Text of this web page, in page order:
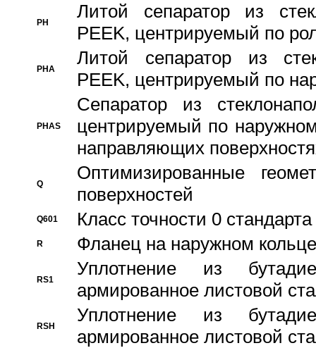
PH
Литой сепаратор из
PEEK, центрируемый по
PHA
Литой сепаратор из
PEEK, центрируемый по
PHAS
Сепаратор из
центрируемый по
направляющих
Q
Оптимизированные
поверхностей
Q601 Класс точности 0
R Фланец на наружном кольце
RS1
Уплотнение из
армированное листовой
RSH
Уплотнение из
армированное листовой